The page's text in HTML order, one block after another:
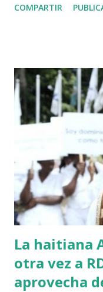
ayudar a las
Instagram A post
(@elrescatador528)
reportaje de Nuria
COMPARTIR
La haitiana
otra vez a
aprovecha